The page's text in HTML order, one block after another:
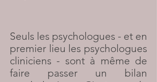
Seuls les psychologues - et en
premier lieu les psychologues
cliniciens - sont à même de
faire passer un bilan